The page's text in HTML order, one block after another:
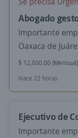
Abogado
Importante
Oaxaca de
$ 12,000.00
Hace 22 horas
Ejecutivo de
Importante